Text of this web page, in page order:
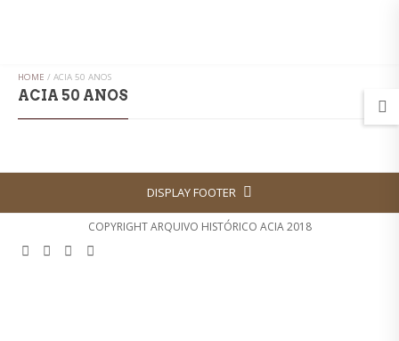
HOME / ACIA 50 ANOS
ACIA 50 ANOS
DISPLAY FOOTER
COPYRIGHT ARQUIVO HISTÓRICO ACIA 2018